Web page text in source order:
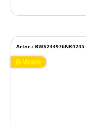
B-Ware
Artnr.: BWS244976NR4245